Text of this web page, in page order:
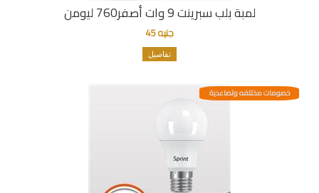
لمبة بلب سبرينت 9 وات أصفر760 ليومن
جنيه 45
تفاصيل
خصومات مختلفه وتصاعدية